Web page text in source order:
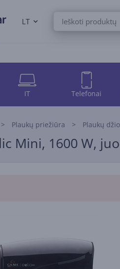
LT
IT Telefonai
Plaukų priežiūra Plaukų
Mini, 1600 W,